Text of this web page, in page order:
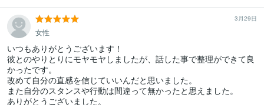
3月29日
女性
いつもありがとうございます！
彼とのやりとりにモヤモヤしましたが、話した事で整理ができて良
かったです。
改めて自分の直感を信じていいんだと思いました。
また自分のスタンスや行動は間違って無かったと思えました。
ありがとうございました。